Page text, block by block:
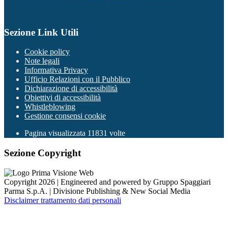
Sezione Link Utili
Cookie policy
Note legali
Informativa Privacy
Ufficio Relazioni con il Pubblico
Dichiarazione di accessibilità
Obiettivi di accessibilità
Whistleblowing
Gestione consensi cookie
Pagina visualizzata 11831 volte
Sezione Copyright
Copyright 2026 | Engineered and powered by Gruppo Spaggiari
Parma S.p.A. | Divisione Publishing & New Social Media
Disclaimer trattamento dati personali